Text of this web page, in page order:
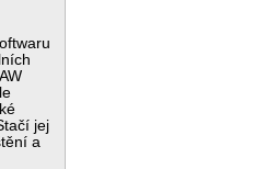
jej
a